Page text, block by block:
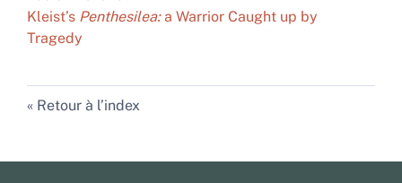
Kleist’s Penthesilea:a Warrior Caught up by
Tragedy
Retour à l’index